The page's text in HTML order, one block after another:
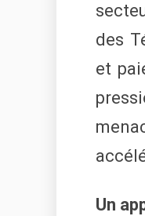
des
et
Un